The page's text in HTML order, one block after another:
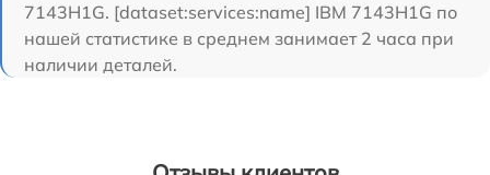
7143H1G. [dataset:services:name] IBM 7143H1G по
нашей статистике в среднем занимает 2 часа при
наличии деталей.